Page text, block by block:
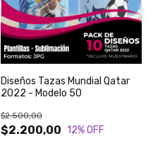
Diseños Tazas Mundial Qatar
2022 - Modelo 50
$2.200,00
$2.500,00
12% OFF